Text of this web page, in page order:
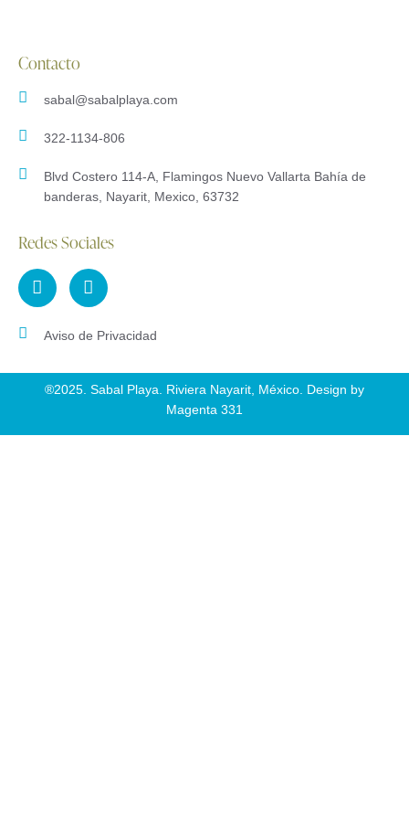
Contacto
sabal@sabalplaya.com
322-1134-806
Blvd Costero 114-A, Flamingos Nuevo Vallarta Bahía de
banderas, Nayarit, Mexico, 63732
Redes Sociales
Aviso de Privacidad
®2025. Sabal Playa. Riviera Nayarit, México. Design by
Magenta 331